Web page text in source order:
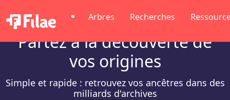
Arbres Recherches
Partez à la découverte de
vos origines
Simple et rapide : retrouvez vos ancêtres dans des
milliards d'archives